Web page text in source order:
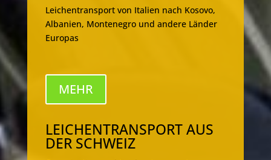
Leichentransport von Italien nach Kosovo,
Albanien, Montenegro und andere Länder
Europas
MEHR
LEICHENTRANSPORT AUS
DER SCHWEIZ